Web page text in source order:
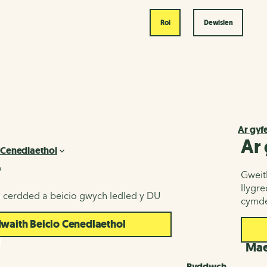
Roi Dewislen
a beicio gwych ledled y DU
Beicio Cenedlaethol
Ar
Ar